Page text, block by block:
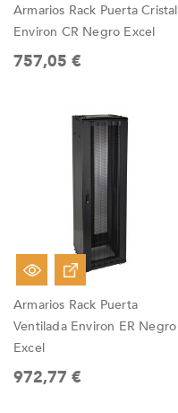
Armarios Rack Puerta Cristal
Environ CR Negro Excel
757,05 €
Armarios Rack Puerta
Ventilada Environ ER Negro
Excel
972,77 €